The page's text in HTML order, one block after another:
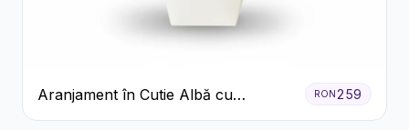
Aranjament în Cutie Albă cu
Trandafiri Roșii și Lisianthus
RON 259